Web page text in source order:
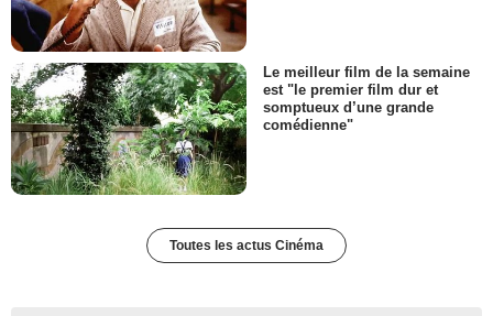
Le meilleur film de la semaine
est "le premier film dur et
somptueux d’une grande
comédienne"
Toutes les actus Cinéma